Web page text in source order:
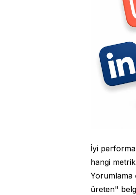
İyi
hangi
üreten"